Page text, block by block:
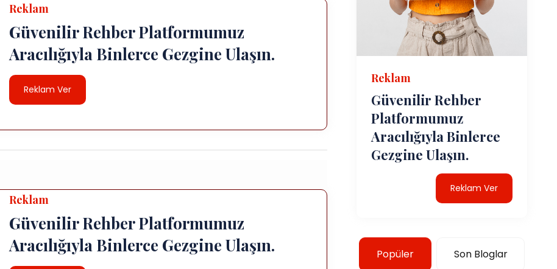
Reklam
Güvenilir Rehber Platformumuz
Aracılığıyla Binlerce Gezgine Ulaşın.
Reklam Ver
Reklam
Güvenilir Rehber Platformumuz
Aracılığıyla Binlerce Gezgine Ulaşın.
Reklam
Güvenilir Rehber
Platformumuz
Aracılığıyla Binlerce
Gezgine Ulaşın.
Reklam Ver
Popüler Son Bloglar